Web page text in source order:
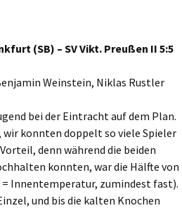
(SB) – SV Vikt. Preußen II 5:5
Weinstein, Niklas Rustler
bei der Eintracht auf dem Plan.
konnten doppelt so viele Spieler
denn während die beiden
konnten, war die Hälfte von
Innentemperatur, zumindest fast).
und bis die kalten Knochen